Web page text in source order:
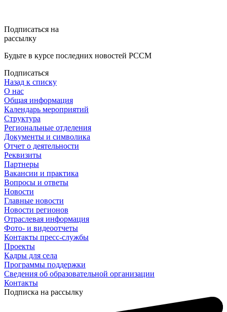
Подписаться на
рассылку
Будьте в курсе последних новостей РССМ
Подписаться
Назад к списку
О нас
Общая информация
Календарь мероприятий
Структура
Региональные отделения
Документы и символика
Отчет о деятельности
Реквизиты
Партнеры
Вакансии и практика
Вопросы и ответы
Новости
Главные новости
Новости регионов
Отраслевая информация
Фото- и видеоотчеты
Контакты пресс-службы
Проекты
Кадры для села
Программы поддержки
Сведения об образовательной организации
Контакты
Подписка на рассылку